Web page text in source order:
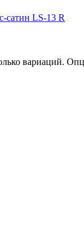
сатин LS-13 R
вариаций.